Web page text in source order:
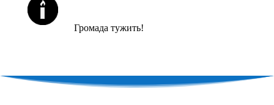
Громада тужить!